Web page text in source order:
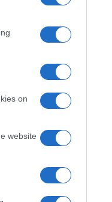
on
website
το
δημοτικά και